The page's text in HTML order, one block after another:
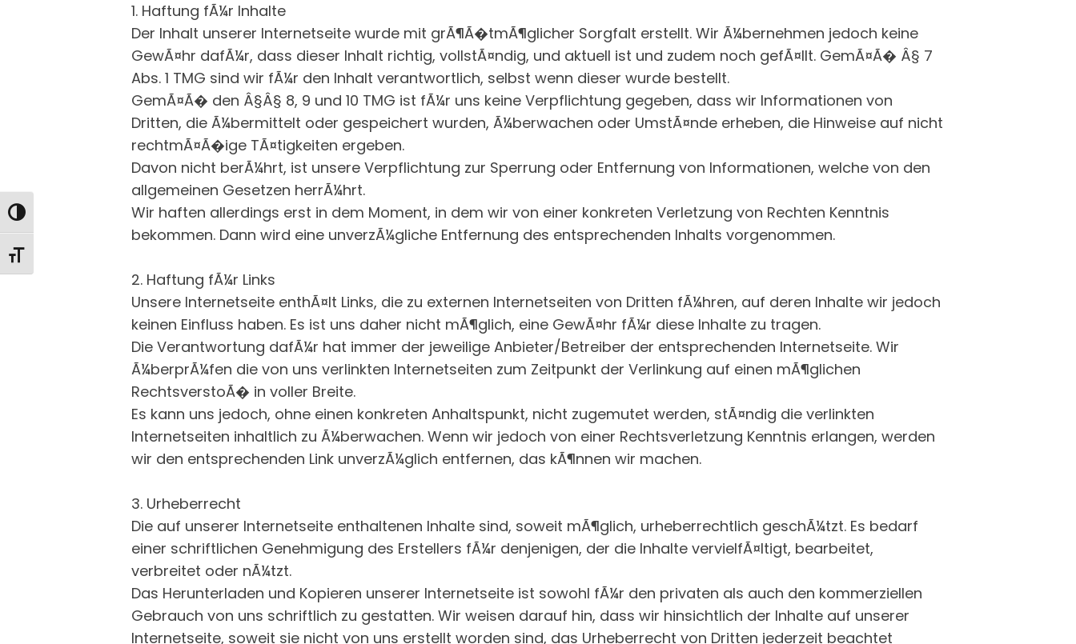
Umschalten auf hohe Kontraste
Schrift vergrößern
1. Haftung fÃ¼r Inhalte
Der Inhalt unserer Internetseite wurde mit grÃ¶Ã�tmÃ¶glicher Sorgfalt erstellt. Wir Ã¼bernehmen jedoch keine
GewÃ¤hr dafÃ¼r, dass dieser Inhalt richtig, vollstÃ¤ndig, und aktuell ist und zudem noch gefÃ¤llt. GemÃ¤Ã� Â§ 7
Abs. 1 TMG sind wir fÃ¼r den Inhalt verantwortlich, selbst wenn dieser wurde bestellt.
GemÃ¤Ã� den Â§Â§ 8, 9 und 10 TMG ist fÃ¼r uns keine Verpflichtung gegeben, dass wir Informationen von
Dritten, die Ã¼bermittelt oder gespeichert wurden, Ã¼berwachen oder UmstÃ¤nde erheben, die Hinweise auf nicht
rechtmÃ¤Ã�ige TÃ¤tigkeiten ergeben.
Davon nicht berÃ¼hrt, ist unsere Verpflichtung zur Sperrung oder Entfernung von Informationen, welche von den
allgemeinen Gesetzen herrÃ¼hrt.
Wir haften allerdings erst in dem Moment, in dem wir von einer konkreten Verletzung von Rechten Kenntnis
bekommen. Dann wird eine unverzÃ¼gliche Entfernung des entsprechenden Inhalts vorgenommen.
2. Haftung fÃ¼r Links
Unsere Internetseite enthÃ¤lt Links, die zu externen Internetseiten von Dritten fÃ¼hren, auf deren Inhalte wir jedoch
keinen Einfluss haben. Es ist uns daher nicht mÃ¶glich, eine GewÃ¤hr fÃ¼r diese Inhalte zu tragen.
Die Verantwortung dafÃ¼r hat immer der jeweilige Anbieter/Betreiber der entsprechenden Internetseite. Wir
Ã¼berprÃ¼fen die von uns verlinkten Internetseiten zum Zeitpunkt der Verlinkung auf einen mÃ¶glichen
RechtsverstoÃ� in voller Breite.
Es kann uns jedoch, ohne einen konkreten Anhaltspunkt, nicht zugemutet werden, stÃ¤ndig die verlinkten
Internetseiten inhaltlich zu Ã¼berwachen. Wenn wir jedoch von einer Rechtsverletzung Kenntnis erlangen, werden
wir den entsprechenden Link unverzÃ¼glich entfernen, das kÃ¶nnen wir machen.
3. Urheberrecht
Die auf unserer Internetseite enthaltenen Inhalte sind, soweit mÃ¶glich, urheberrechtlich geschÃ¼tzt. Es bedarf
einer schriftlichen Genehmigung des Erstellers fÃ¼r denjenigen, der die Inhalte vervielfÃ¤ltigt, bearbeitet,
verbreitet oder nÃ¼tzt.
Das Herunterladen und Kopieren unserer Internetseite ist sowohl fÃ¼r den privaten als auch den kommerziellen
Gebrauch von uns schriftlich zu gestatten. Wir weisen darauf hin, dass wir hinsichtlich der Inhalte auf unserer
Internetseite, soweit sie nicht von uns erstellt worden sind, das Urheberrecht von Dritten jederzeit beachtet